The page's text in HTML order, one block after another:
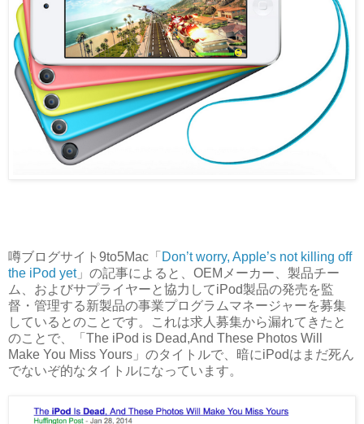
噂ブログサイト9to5Mac「 Don’t worry, Apple’s not killing off
the iPod yet」の記事によると、OEMメーカー、製品チー
ム、およびサプライヤーと協力してiPod製品の発売を監
督・管理する新製品の事業プログラムマネージャーを募集
しているとのことです。これは求人募集から漏れてきたと
のことで、「The iPod is Dead,And These Photos Will
Make You Miss Yours」のタイトルで、暗にiPodはまだ死ん
でないぞ的なタイトルになっています。